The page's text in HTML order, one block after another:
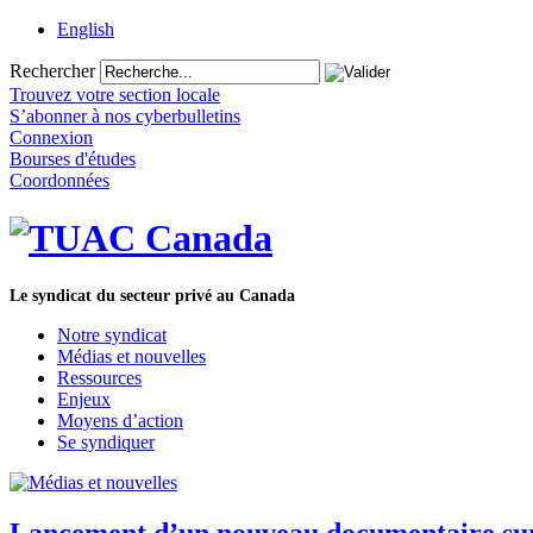
English
Rechercher
Trouvez votre section locale
S’abonner à nos cyberbulletins
Connexion
Bourses d'études
Coordonnées
Le syndicat du secteur privé au Canada
Notre syndicat
Médias et nouvelles
Ressources
Enjeux
Moyens d’action
Se syndiquer